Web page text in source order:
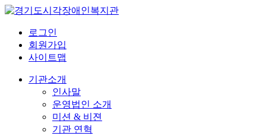
로그인
회원가입
사이트맵
기관소개
인사말
운영법인 소개
미션 & 비젼
기관 연혁